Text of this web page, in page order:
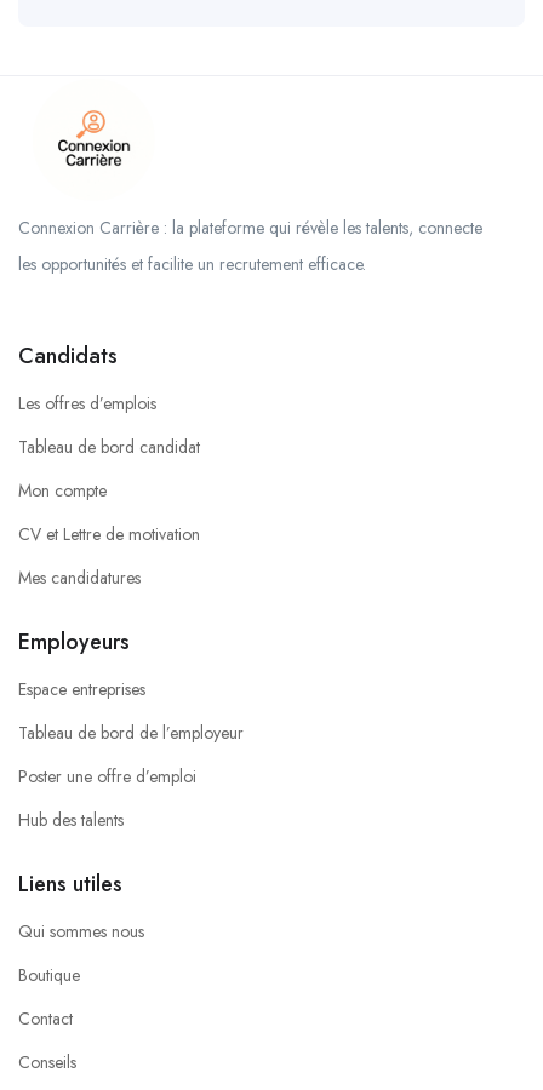
Connexion Carrière : la plateforme qui révèle les talents, connecte
les opportunités et facilite un recrutement efficace.
Candidats
Les offres d’emplois
Tableau de bord candidat
Mon compte
CV et Lettre de motivation
Mes candidatures
Employeurs
Espace entreprises
Tableau de bord de l’employeur
Poster une offre d’emploi
Hub des talents
Liens utiles
Qui sommes nous
Boutique
Contact
Conseils